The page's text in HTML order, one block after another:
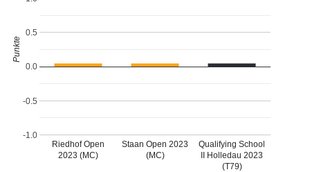
Riedhof Open
2023 (MC)
Staan Open 2023
(MC)
Qualifying School
II Holledau 2023
(T79)
-1.0
-0.5
0.0
0.5
Punkte